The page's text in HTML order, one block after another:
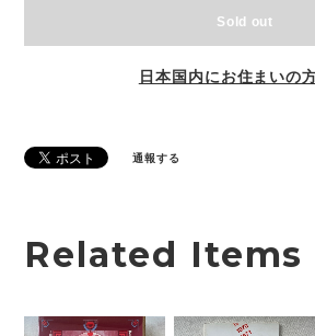
Sold out
日本国内にお住まいの
通報する
Related Items